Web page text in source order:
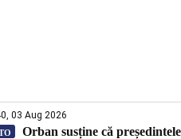
03 Aug 2026
Orban susține că